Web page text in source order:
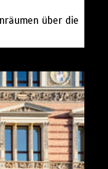
über die